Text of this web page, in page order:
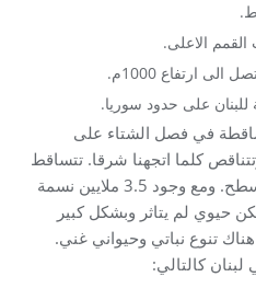
الاعلى.
ارتفاع 1000م.
للبنان على حدود سوريا.
في فصل الشتاء على
كلما اتجهنا شرقا. تتساقط
الثلوج على ارتفاع 1500م فوق سطح. ومع وجود 3.5 ملايين نسمة
حيوي لم يتاثر وبشكل كبير
تنوع نباتي وحيواني غني.
كالتالي: